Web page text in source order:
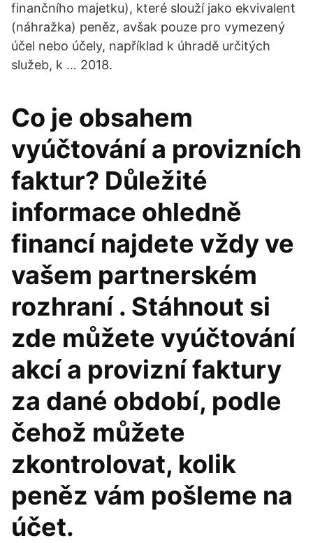
finančního majetku), které slouží jako ekvivalent
(náhražka) peněz, avšak pouze pro vymezený
účel nebo účely, například k úhradě určitých
služeb, k … 2018.
Co je obsahem
vyúčtování a provizních
faktur? Důležité
informace ohledně
financí najdete vždy ve
vašem partnerském
rozhraní . Stáhnout si
zde můžete vyúčtování
akcí a provizní faktury
za dané období, podle
čehož můžete
zkontrolovat, kolik
peněz vám pošleme na
účet.